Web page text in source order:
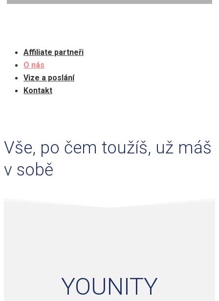
Affiliate partneři
O nás
Vize a poslání
Kontakt
Vše, po čem toužíš, už máš
v sobě
YOUNITY